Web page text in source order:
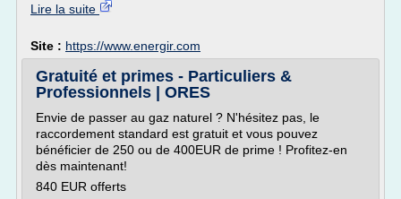
Lire la suite
Site : https://www.energir.com
Gratuité et primes - Particuliers &
Professionnels | ORES
Envie de passer au gaz naturel ? N'hésitez pas, le
raccordement standard est gratuit et vous pouvez
bénéficier de 250 ou de 400EUR de prime ! Profitez-en
dès maintenant!
840 EUR offerts